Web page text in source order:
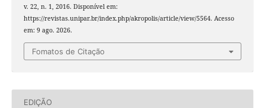
v. 22, n. 1, 2016. Disponível em:
https://revistas.unipar.br/index.php/akropolis/article/view/5564. Acesso
em: 9 ago. 2026.
Fomatos de Citação
EDIÇÃO